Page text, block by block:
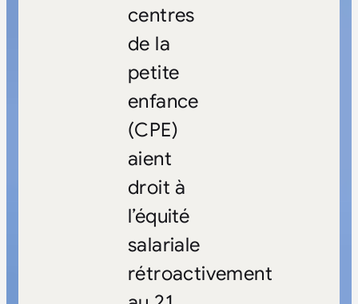
centres
de la
petite
enfance
(CPE)
aient
droit à
l’équité
salariale
rétroactivement